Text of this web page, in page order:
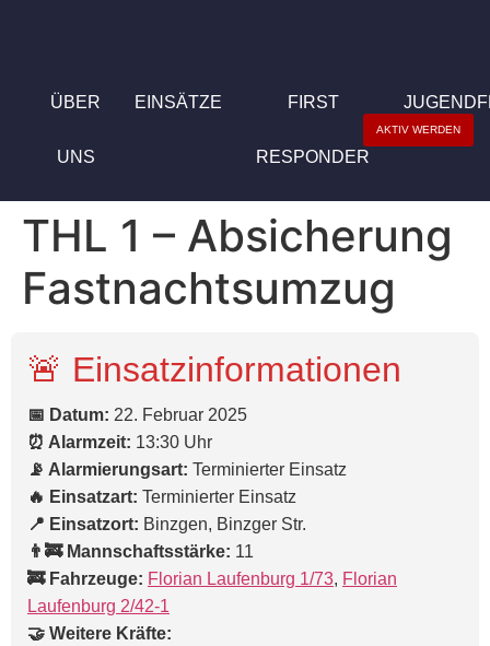
ÜBER
UNS
EINSÄTZE FIRST
RESPONDER
AKTIV WERDEN
THL 1 – Absicherung
Fastnachtsumzug
🚨 Einsatzinformationen
📅 Datum: 22. Februar 2025
⏰ Alarmzeit: 13:30 Uhr
📡 Alarmierungsart: Terminierter Einsatz
🔥 Einsatzart: Terminierter Einsatz
📍 Einsatzort: Binzgen, Binzger Str.
👨‍🚒 Mannschaftsstärke: 11
🚒 Fahrzeuge: Florian Laufenburg 1/73, Florian
Laufenburg 2/42-1
🤝 Weitere Kräfte: